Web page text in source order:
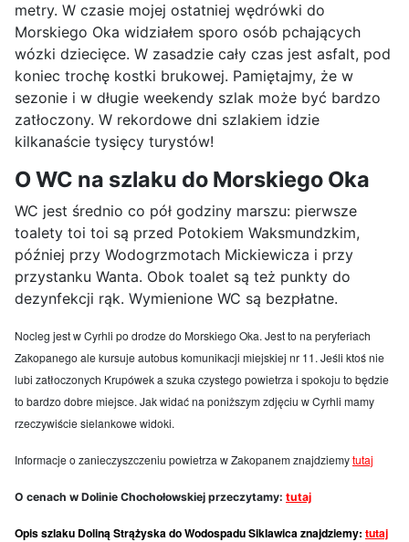
metry. W czasie mojej ostatniej wędrówki do
Morskiego Oka widziałem sporo osób pchających
wózki dziecięce. W zasadzie cały czas jest asfalt, pod
koniec trochę kostki brukowej. Pamiętajmy, że w
sezonie i w długie weekendy szlak może być bardzo
zatłoczony. W rekordowe dni szlakiem idzie
kilkanaście tysięcy turystów!
O WC na szlaku do Morskiego Oka
WC jest średnio co pół godziny marszu: pierwsze
toalety toi toi są przed Potokiem Waksmundzkim,
później przy Wodogrzmotach Mickiewicza i przy
przystanku Wanta. Obok toalet są też punkty do
dezynfekcji rąk. Wymienione WC są bezpłatne.
Nocleg jest w Cyrhli po drodze do Morskiego Oka. Jest to na peryferiach
Zakopanego ale kursuje autobus komunikacji miejskiej nr 11. Jeśli ktoś nie
lubi zatłoczonych Krupówek a szuka czystego powietrza i spokoju to będzie
to bardzo dobre miejsce. Jak widać na poniższym zdjęciu w Cyrhli mamy
rzeczywiście sielankowe widoki.
Informacje o zanieczyszczeniu powietrza w Zakopanem znajdziemytutaj
O cenach w Dolinie Chochołowskiej przeczytamy: tutaj
Opis szlaku Doliną Strążyska do Wodospadu Siklawica znajdziemy: tutaj